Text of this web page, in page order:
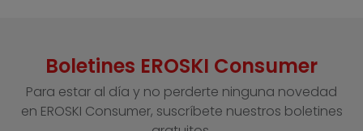
Boletines EROSKI Consumer
Para estar al día y no perderte ninguna novedad
en EROSKI Consumer, suscríbete nuestros boletines